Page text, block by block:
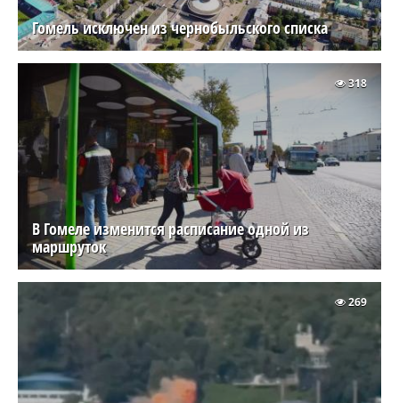
Гомель исключен из чернобыльского списка
В Гомеле изменится расписание одной из
маршруток
318
269